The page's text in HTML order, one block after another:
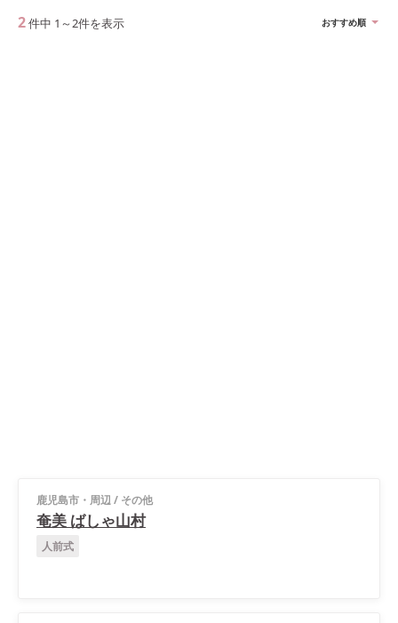
2件中 1 ～ 2件を表示 おすすめ順
鹿児島市・周辺/ その他
奄美 ばしゃ山村
人前式